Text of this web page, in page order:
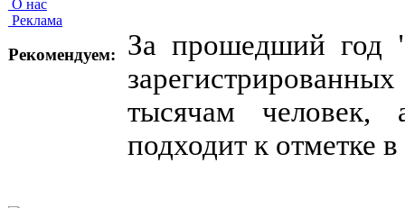
О нас
Реклама
Рекомендуем:
За прошедший год
тысячам человек,
подходит к отметке